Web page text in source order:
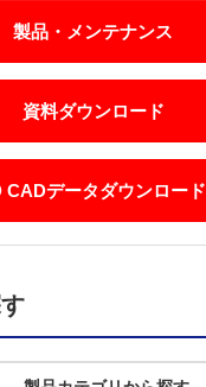
製品・メンテナンス
資料ダウンロード
CADデータダウンロード